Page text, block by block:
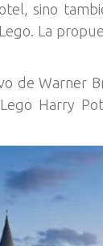
sino
La
de Warner
Harry